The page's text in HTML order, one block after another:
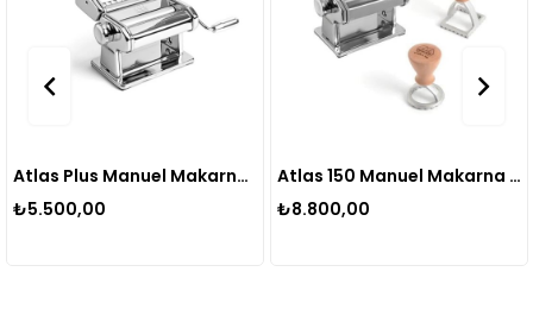
Atlas Plus Manuel Makarna Makinesi
Atlas 150 Manuel Makarna Makinesi + İki Adet Classic Line Stampa
₺8.800,00